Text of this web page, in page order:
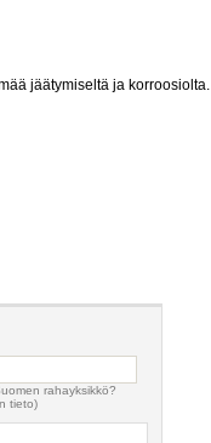
jäätymiseltä ja korroosiolta.
rahayksikkö?
tieto)